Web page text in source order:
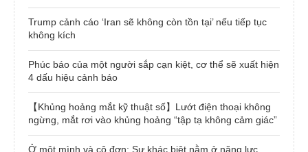
Trump cảnh cáo ‘Iran sẽ không còn tồn tại’ nếu tiếp tục
không kích
Phúc báo của một người sắp cạn kiệt, cơ thể sẽ xuất hiện
4 dấu hiệu cảnh báo
【Khủng hoảng mắt kỹ thuật số】Lướt điện thoại không
ngừng, mắt rơi vào khủng hoảng “tập tạ không cảm giác”
Ở một mình và cô đơn: Sự khác biệt nằm ở năng lực